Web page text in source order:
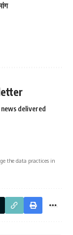
delivered
the data practices in